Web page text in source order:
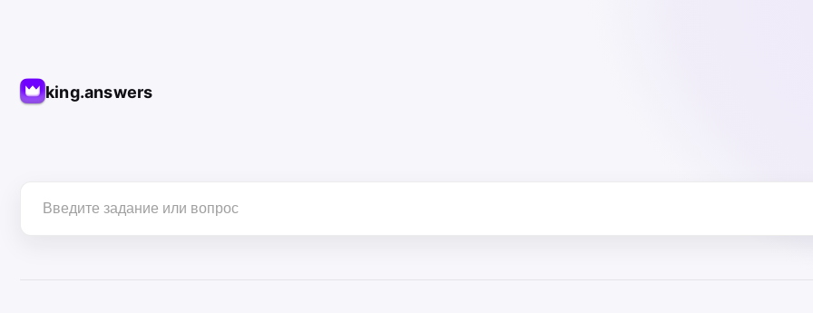
king.answers